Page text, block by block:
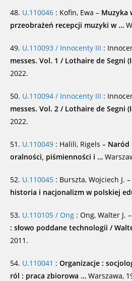
48. U.110046 : Kofin, Ewa – Muzyka
przeobrażeń recepcji muzyki w …
49. U.110093 / Innocenty III :
messes. Vol. 1 / Lothaire de Segni
2022.
50. U.110094 / Innocenty III :
messes. Vol. 2 / Lothaire de Segni
2022.
51. U.110049 : Halili, Rigels – Naród
oralności, piśmienności i …
52. U.110045 : Burszta, Wojciech J. –
historia i nacjonalizm w polskiej
53. U.110105 / Ong : Ong, Walter J. –
: słowo poddane technologii /
2011.
54. U.110041 : Organizacje :
ról : praca zbiorowa … Warszawa,